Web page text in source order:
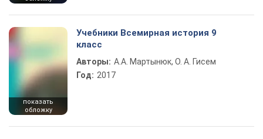
показать
обложку
Учебники Всемирная история 9
класс
Авторы: А.А. Мартынюк, О. А. Гисем
Год: 2017